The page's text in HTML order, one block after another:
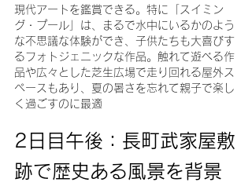
現代アートを鑑賞できる。特に「スイミン
グ・プール」は、まるで水中にいるかのよう
な不思議な体験ができ、子供たちも大喜びす
るフォトジェニックな作品。触れて遊べる作
品や広々とした芝生広場で走り回れる屋外ス
ペースもあり、夏の暑さを忘れて親子で楽し
く過ごすのに最適
2日目午後：長町武家屋敷
跡で歴史ある風景を背景